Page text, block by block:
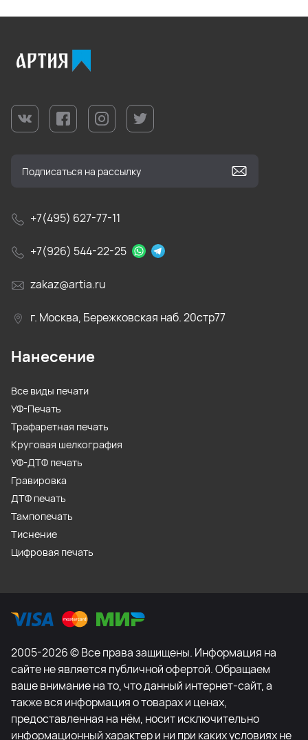
+7(495) 627-77-11
+7(926) 544-22-25
zakaz@artia.ru
г. Москва, Бережковская наб. 20стр77
Нанесение
Все виды печати
УФ-Печать
Трафаретная печать
Круговая шелкография
УФ-ДТФ печать
Гравировка
ДТФ печать
Тампопечать
Тиснение
Цифровая печать
2005-2026 © Все права защищены. Информация на
сайте не является публичной офертой. Обращаем
ваше внимание на то, что данный интернет-сайт, а
также вся информация о товарах и ценах,
предоставленная на нём, носит исключительно
информационный характер и ни при каких условиях не